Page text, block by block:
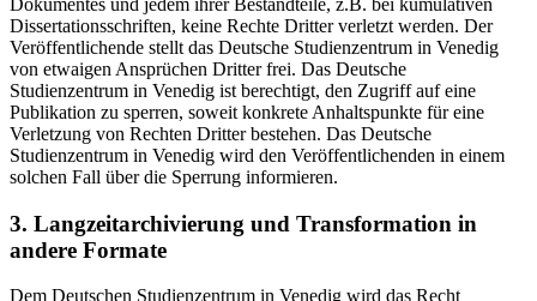
Dokumentes und jedem ihrer Bestandteile, z.B. bei kumulativen
Dissertationsschriften, keine Rechte Dritter verletzt werden. Der
Veröffentlichende stellt das Deutsche Studienzentrum in Venedig
von etwaigen Ansprüchen Dritter frei. Das Deutsche
Studienzentrum in Venedig ist berechtigt, den Zugriff auf eine
Publikation zu sperren, soweit konkrete Anhaltspunkte für eine
Verletzung von Rechten Dritter bestehen. Das Deutsche
Studienzentrum in Venedig wird den Veröffentlichenden in einem
solchen Fall über die Sperrung informieren.
3. Langzeitarchivierung und Transformation in
andere Formate
Dem Deutschen Studienzentrum in Venedig wird das Recht